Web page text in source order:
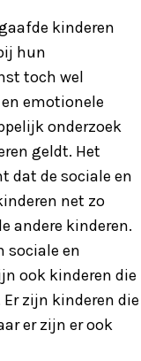
kinderen
hun
toch wel
emotionele
onderzoek
geldt. Het
dat de sociale en
net zo
andere kinderen.
sociale en
ook kinderen die
zijn kinderen die
er zijn er ook